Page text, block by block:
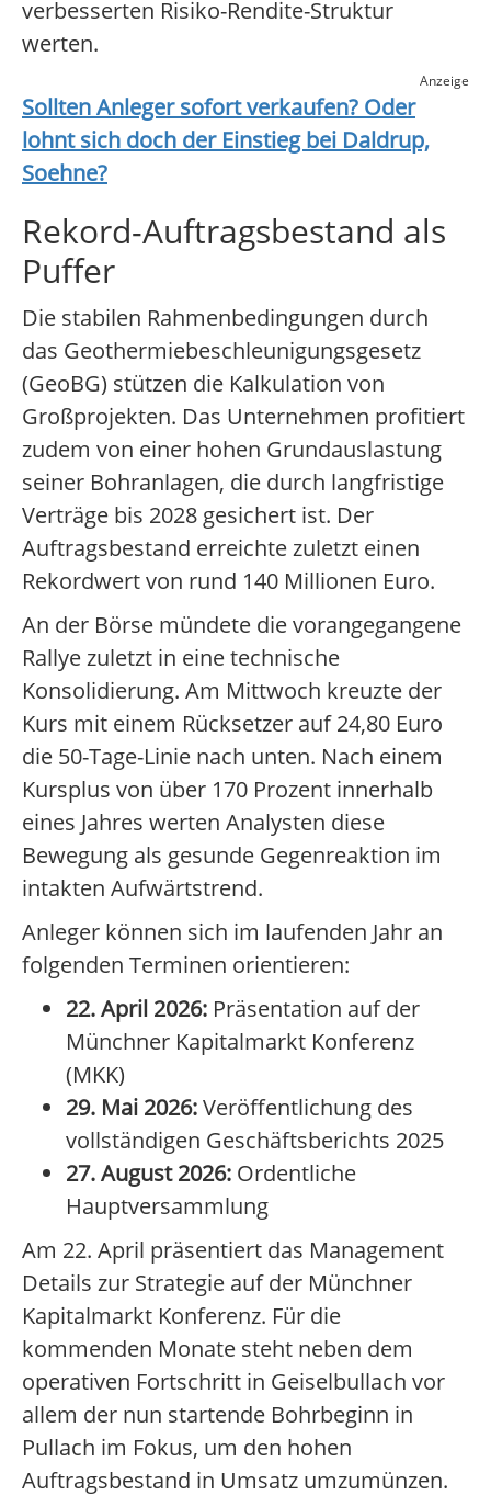
verbesserten Risiko-Rendite-Struktur
werten.
Anzeige
Sollten Anleger sofort verkaufen? Oder
lohnt sich doch der Einstieg bei Daldrup,
Soehne?
Rekord-Auftragsbestand als
Puffer
Die stabilen Rahmenbedingungen durch
das Geothermiebeschleunigungsgesetz
(GeoBG) stützen die Kalkulation von
Großprojekten. Das Unternehmen profitiert
zudem von einer hohen Grundauslastung
seiner Bohranlagen, die durch langfristige
Verträge bis 2028 gesichert ist. Der
Auftragsbestand erreichte zuletzt einen
Rekordwert von rund 140 Millionen Euro.
An der Börse mündete die vorangegangene
Rallye zuletzt in eine technische
Konsolidierung. Am Mittwoch kreuzte der
Kurs mit einem Rücksetzer auf 24,80 Euro
die 50-Tage-Linie nach unten. Nach einem
Kursplus von über 170 Prozent innerhalb
eines Jahres werten Analysten diese
Bewegung als gesunde Gegenreaktion im
intakten Aufwärtstrend.
Anleger können sich im laufenden Jahr an
folgenden Terminen orientieren:
22. April 2026: Präsentation auf der
Münchner Kapitalmarkt Konferenz
(MKK)
29. Mai 2026:Veröffentlichung des
vollständigen Geschäftsberichts 2025
27. August 2026: Ordentliche
Hauptversammlung
Am 22. April präsentiert das Management
Details zur Strategie auf der Münchner
Kapitalmarkt Konferenz. Für die
kommenden Monate steht neben dem
operativen Fortschritt in Geiselbullach vor
allem der nun startende Bohrbeginn in
Pullach im Fokus, um den hohen
Auftragsbestand in Umsatz umzumünzen.